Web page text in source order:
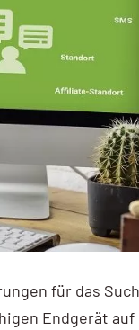
für das
Endgerät